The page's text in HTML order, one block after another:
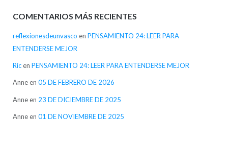
COMENTARIOS MÁS RECIENTES
reflexionesdeunvasco en PENSAMIENTO 24: LEER PARA
ENTENDERSE MEJOR
Ricen PENSAMIENTO 24: LEER PARA ENTENDERSE MEJOR
Anneen 05 DE FEBRERO DE 2026
Anneen 23 DE DICIEMBRE DE 2025
Anneen 01 DE NOVIEMBRE DE 2025